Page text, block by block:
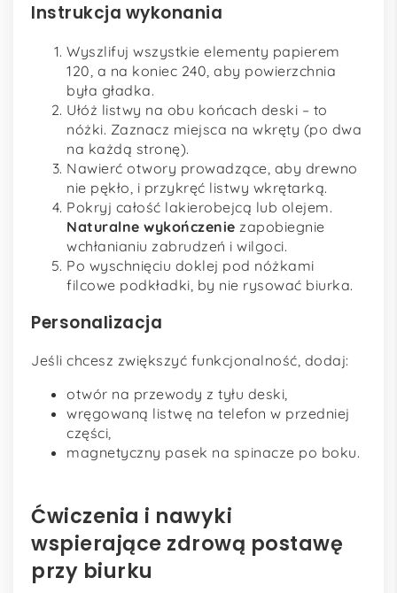
Instrukcja wykonania
Wyszlifuj wszystkie elementy papierem
120, a na koniec 240, aby powierzchnia
była gładka.
Ułóż listwy na obu końcach deski – to
nóżki. Zaznacz miejsca na wkręty (po dwa
na każdą stronę).
Nawierć otwory prowadzące, aby drewno
nie pękło, i przykręć listwy wkrętarką.
Pokryj całość lakierobejcą lub olejem.
Naturalne wykończenie zapobiegnie
wchłanianiu zabrudzeń i wilgoci.
Po wyschnięciu doklej pod nóżkami
filcowe podkładki, by nie rysować biurka.
Personalizacja
Jeśli chcesz zwiększyć funkcjonalność, dodaj:
otwór na przewody z tyłu deski,
wręgowaną listwę na telefon w przedniej
części,
magnetyczny pasek na spinacze po boku.
Ćwiczenia i nawyki
wspierające zdrową postawę
przy biurku